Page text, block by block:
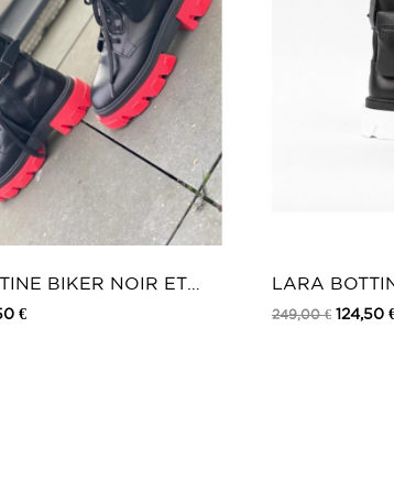
Cuir
Prenez une pointure en dessous sauf
BIKER NOIR ET
€
LARA BOTTINE A LACET
NOIR ET...
249,00 € 124,50